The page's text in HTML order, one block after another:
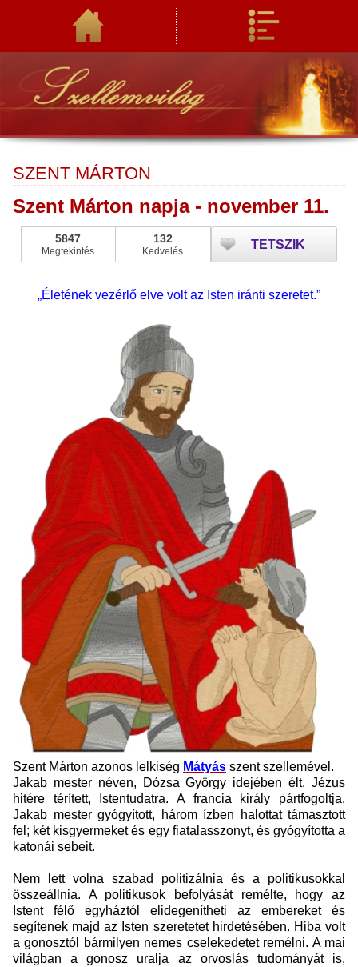
SZENT MÁRTON
Szent Márton napja - november 11.
5847
Megtekintés
132
Kedvelés TETSZIK
„Életének vezérlő elve volt az Isten iránti szeretet.”
Szent Márton azonos lelkiség Mátyás szent szellemével.
Jakab mester néven, Dózsa György idejében élt. Jézus
hitére térített, Istentudatra. A francia király pártfogoltja.
Jakab mester gyógyított, három ízben halottat támasztott
fel; két kisgyermeket és egy fiatalasszonyt, és gyógyította a
katonái sebeit.
Nem lett volna szabad politizálnia és a politikusokkal
összeállnia. A politikusok befolyását remélte, hogy az
Istent félő egyháztól elidegenítheti az embereket és
segítenek majd az Isten szeretetet hirdetésében. Hiba volt
a gonosztól bármilyen nemes cselekedetet remélni. A mai
világban a gonosz uralja az orvoslás tudományát is,